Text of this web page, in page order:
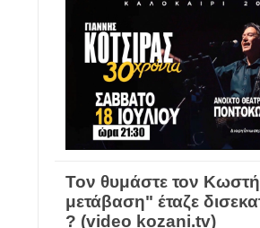
Τον θυμάστε τον
μετάβαση" έταζε
? (video kozani.tv)